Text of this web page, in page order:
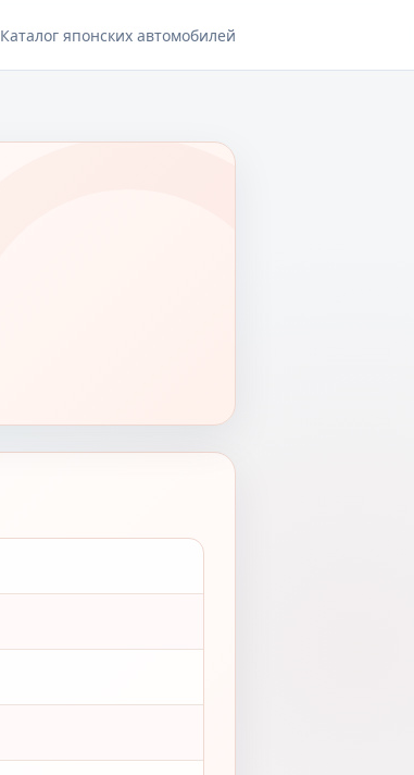
Каталог японских автомобилей